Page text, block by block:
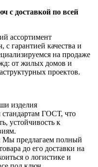
с доставкой по всей
ассортимент
гарантией качества и
на продаже
от жилых домов и
проектов.
изделия
стандартам ГОСТ, что
устойчивость к
Мы предлагаем полный
до его доставки на
о логистике и